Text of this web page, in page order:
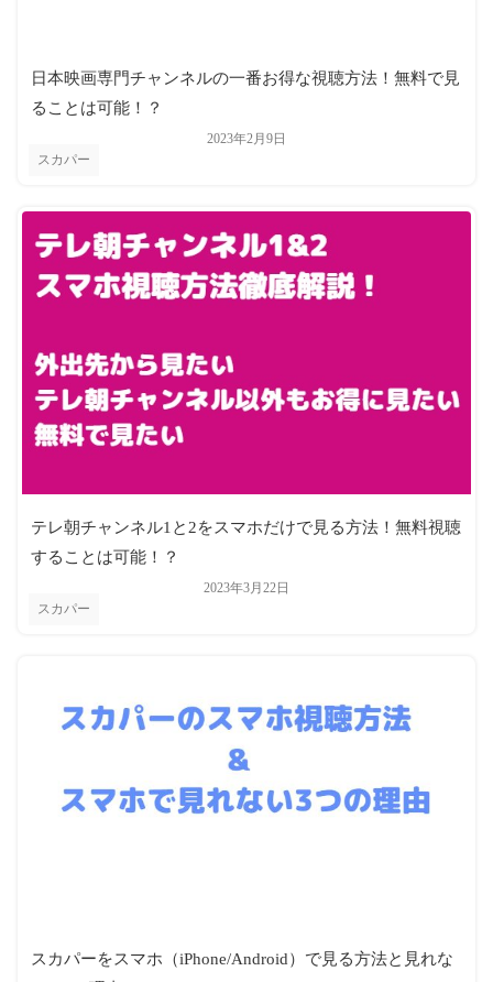
スカパー
2023年2月9日
日本映画専門チャンネルの一番お得な視聴方法！無料で見
ることは可能！？
スカパー
2023年3月22日
テレ朝チャンネル1と2をスマホだけで見る方法！無料視聴
することは可能！？
スカパーをスマホ（iPhone/Android）で見る方法と見れな